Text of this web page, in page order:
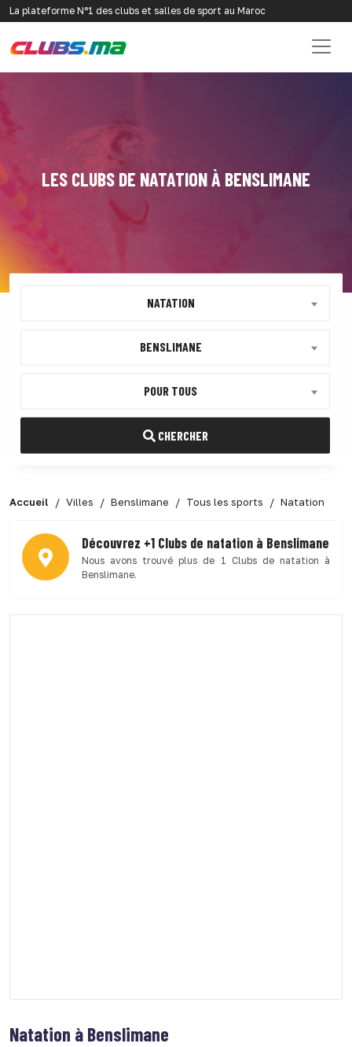
La plateforme N°1 des clubs et salles de sport au Maroc
LES CLUBS DE NATATION À BENSLIMANE
NATATION
BENSLIMANE
POUR TOUS
CHERCHER
Accueil Villes Benslimane Tous les sports Natation
Découvrez +1 Clubs de natation à Benslimane
Nous avons trouvé plus de 1 Clubs de natation à
Benslimane.
Natation à Benslimane